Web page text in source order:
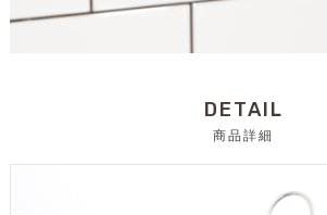
DETAIL
商品詳細